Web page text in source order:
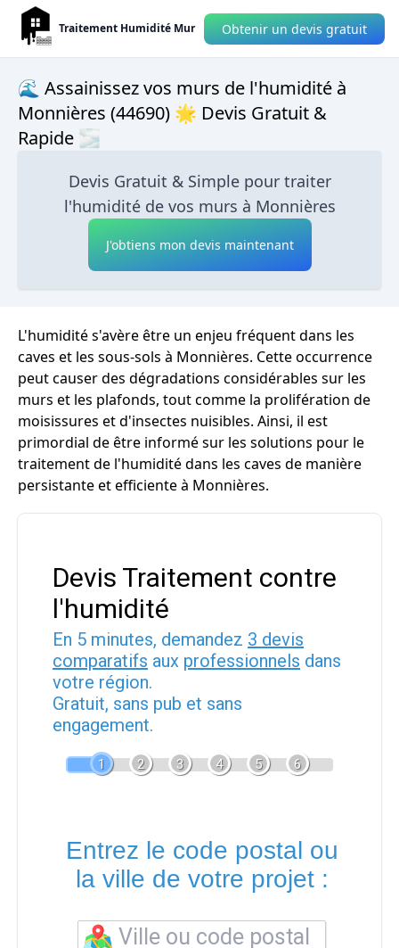
Traitement Humidité Mur Obtenir un devis gratuit
🌊 Assainissez vos murs de l'humidité à
Monnières (44690) 🌟 Devis Gratuit &
Rapide 🌫
Devis Gratuit & Simple pour traiter
l'humidité de vos murs à Monnières
J'obtiens mon devis maintenant
L'humidité s'avère être un enjeu fréquent dans les
caves et les sous-sols à Monnières. Cette occurrence
peut causer des dégradations considérables sur les
murs et les plafonds, tout comme la prolifération de
moisissures et d'insectes nuisibles. Ainsi, il est
primordial de être informé sur les solutions pour le
traitement de l'humidité dans les caves de manière
persistante et efficiente à Monnières.
Devis Traitement contre
l'humidité
En 5 minutes, demandez 3 devis
comparatifs aux professionnels dans
votre région.
Gratuit, sans pub et sans
engagement.
1 2 3 4 5 6
Entrez le code postal ou
la ville de votre projet :